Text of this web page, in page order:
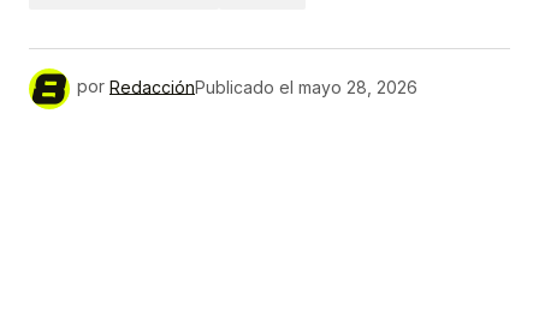
por RedacciónPublicado el mayo 28, 2026